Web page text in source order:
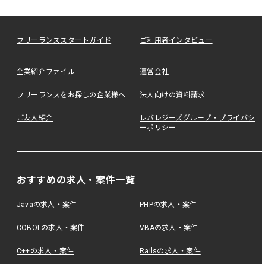
フリーランススタートガイド ご利用者インタビュー
企業紹介ファイル 運営会社
フリーランスをお探しの企業様へ 法人向けの資料請求
ご友人紹介
レバレジーズグループ・プライバシ
ーポリシー
おすすめの求人・案件一覧
Javaの求人・案件 PHPの求人・案件
COBOLの求人・案件 VBAの求人・案件
C++の求人・案件 Railsの求人・案件